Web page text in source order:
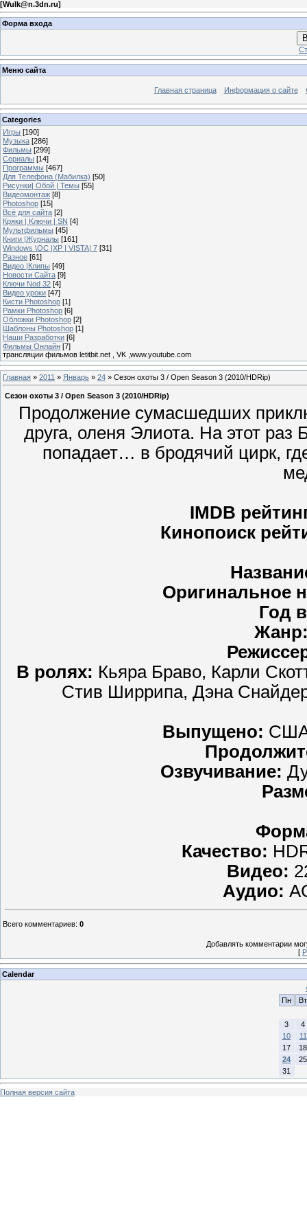
[Wulk@n.3dn.ru]
Форма входа
Меню сайта
Главная страница Информация о сайте
Categories
Игры [190]
Музыка [286]
Фильмы [299]
Сериалы [14]
Программы [467]
Для Телефона (Мабилка) [50]
Рисунки| Обой | Темы [55]
Видеомонтаж [8]
Photoshop [15]
Всё для сайта [2]
Кряки | Kлючи | SN [4]
Мультфильмы [45]
Книги |Журналы [161]
Windows \OC |XP | VISTA| 7 [31]
Разное [61]
Видео |Клипы [49]
Новости Сайта [9]
Ключи Nod 32 [4]
Видео уроки [47]
Кисти Photoshop [1]
Рамки Photoshop [6]
Обложки Photoshop [2]
Шаблоны Photoshop [1]
Наши Разработки [6]
Фильмы Онлайн [7]
трансляции фильмов letitbit.net , VK ,www.youtube.com
Главная » 2011 » Январь » 24 » Сезон охоты 3 / Open Season 3 (2010/HDRip)
Сезон охоты 3 / Open Season 3 (2010/HDRip)
Продолжение сумасшедших
друга, оленя Элиота. На этот раз
попадает… в бродячий цирк,
IMDB
Кинопоиск
Оригинальное
Год
В ролях: Кьяра Браво, Карли
Стив Ширрипа, Дэна
Выпущено:
Озвучивание:
Качество:
Видео:
Аудио:
Всего комментариев: 0
Добавлять комментарии
[
Calendar
Пн
Вт
3
4
10
11
17
18
24
25
31
Полная версия сайта